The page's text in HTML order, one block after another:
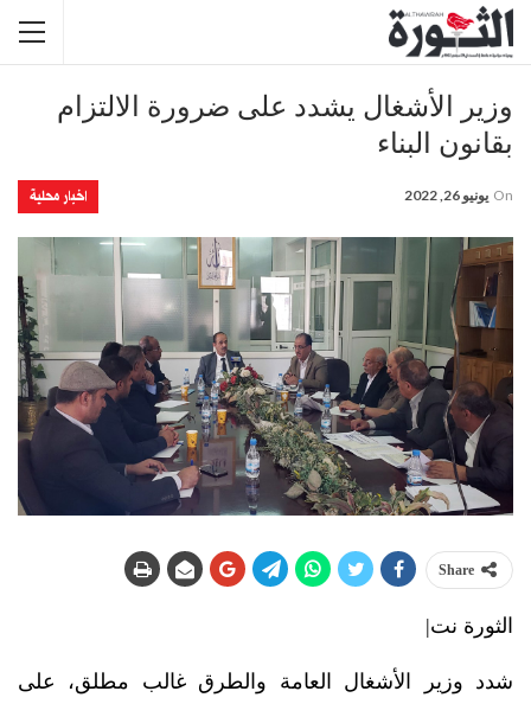
وزير الأشغال يشدد على ضرورة الالتزام
بقانون البناء
اخبار محلية On يونيو 26, 2022
Share
الثورة نت|
شدد وزير الأشغال العامة والطرق غالب مطلق، على